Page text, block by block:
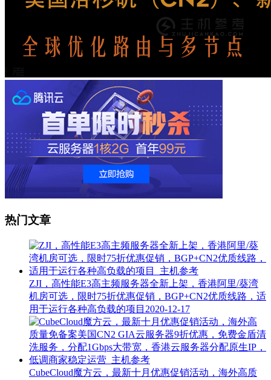
热门文章
ZJI，高性能E3高主频服务器全新上架，香港阿里/葵湾
机房可选，限时75折优惠促销，BGP+CN2优质线路，适
用于运行各种高负载的项目 2020-12-17
CubeCloud魔方云，最新十月优惠促销活动，海外高质